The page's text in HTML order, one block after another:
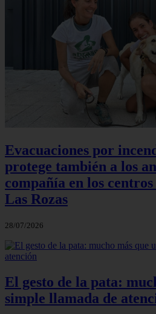
Evacuaciones por
protege también a los
compañía en los
Las Rozas
28/07/2026
El gesto de la pata:
simple llamada de